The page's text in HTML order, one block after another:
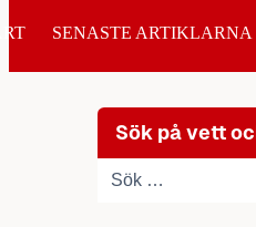
SENASTE ARTIKLARNA
Sök på vett